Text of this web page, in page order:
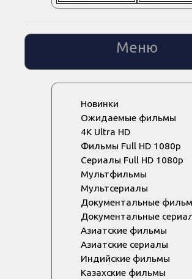
Меню
Новинки
Ожидаемые фильмы
4K Ultra HD
Фильмы Full HD 1080p
Сериалы Full HD 1080p
Мультфильмы
Мультсериалы
Документальные
Документальные
Азиатские фильмы
Азиатские сериалы
Индийские фильмы
Казахские фильмы